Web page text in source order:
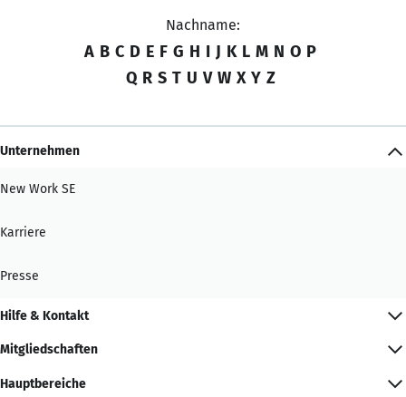
Nachname:
A B C D E F G H I J K L M N O P
Q R S T U V W X Y Z
Unternehmen
New Work SE
Karriere
Presse
Hilfe & Kontakt
Mitgliedschaften
Hauptbereiche